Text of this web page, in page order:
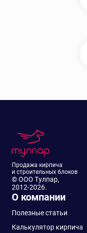
Продажа кирпича
и строительных блоков
© ООО Тулпар,
2012-2026.
О компании
Полезные статьи
Калькулятор кирпича